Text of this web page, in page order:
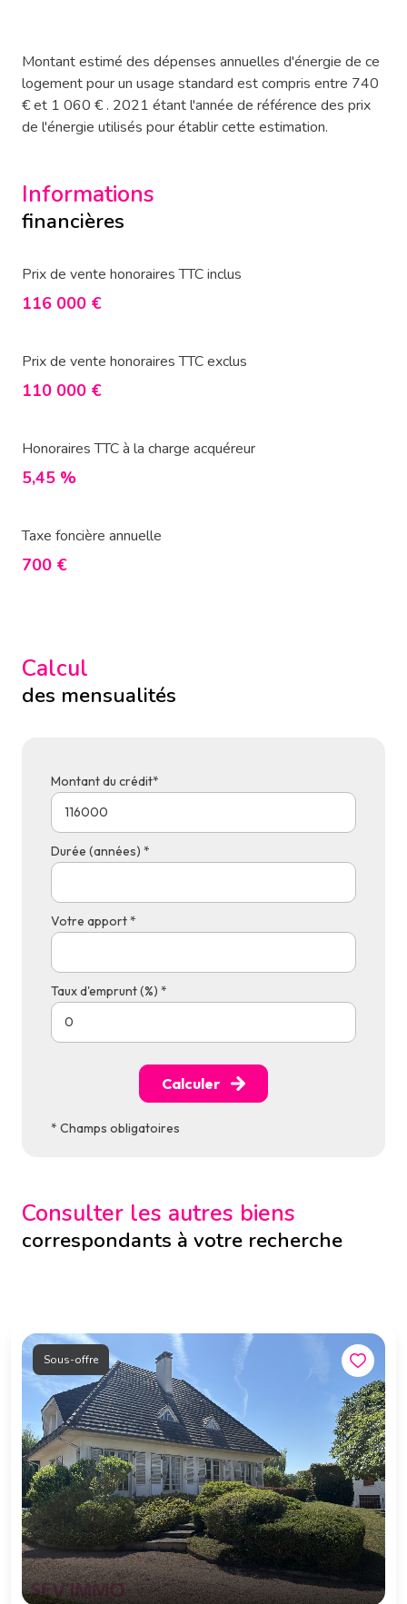
Montant estimé des dépenses annuelles d'énergie de ce
logement pour un usage standard est compris entre 740
€ et 1 060 € . 2021 étant l'année de référence des prix
de l'énergie utilisés pour établir cette estimation.
Informations
financières
Prix de vente honoraires TTC inclus
116 000 €
Prix de vente honoraires TTC exclus
110 000 €
Honoraires TTC à la charge acquéreur
5,45 %
Taxe foncière annuelle
700 €
Calcul
des mensualités
Montant du crédit*
Durée (années) *
Votre apport *
Taux d'emprunt (%) *
Calculer
* Champs obligatoires
Consulter les autres biens
correspondants à votre recherche
Sous-offre